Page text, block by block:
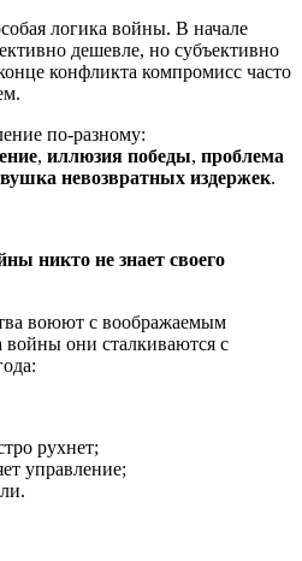
логика войны. В начале
дешевле, но субъективно
конфликта компромисс часто
по-разному:
, иллюзия победы, проблема
невозвратных издержек.
никто не знает своего
воюют с воображаемым
они сталкиваются с
рухнет;
управление;